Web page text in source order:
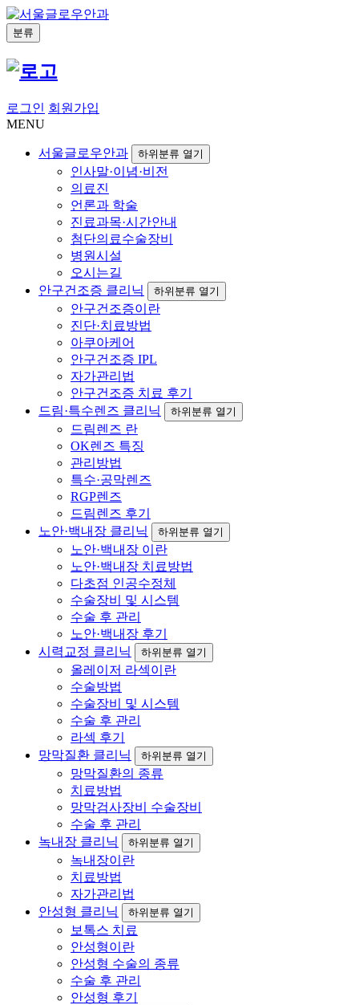
분류
로그인 회원가입
MENU
서울글로우안과 하위분류 열기
인사말·이념·비전
의료진
언론과 학술
진료과목·시간안내
첨단의료수술장비
병원시설
오시는길
안구건조증 클리닉
하위분류 열기
안구건조증이란
진단·치료방법
아쿠아케어
안구건조증 IPL
자가관리법
안구건조증 치료 후기
드림·특수렌즈 클리닉
하위분류 열기
드림렌즈 란
OK렌즈 특징
관리방법
특수·공막렌즈
RGP렌즈
드림렌즈 후기
노안·백내장 클리닉
하위분류 열기
노안·백내장 이란
노안·백내장 치료방법
다초점 인공수정체
수술장비 및 시스템
수술 후 관리
노안·백내장 후기
시력교정 클리닉
하위분류 열기
올레이저 라섹이란
수술방법
수술장비 및 시스템
수술 후 관리
라섹 후기
망막질환 클리닉
하위분류 열기
망막질환의 종류
치료방법
망막검사장비 수술장비
수술 후 관리
녹내장 클리닉
하위분류 열기
녹내장이란
치료방법
자가관리법
안성형 클리닉
하위분류 열기
보톡스 치료
안성형이란
안성형 수술의 종류
수술 후 관리
안성형 후기